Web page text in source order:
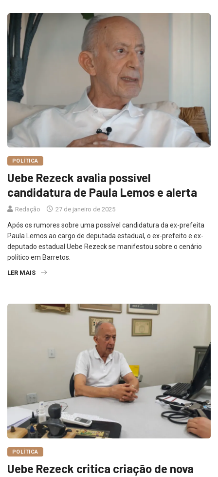
POLÍTICA
Uebe Rezeck avalia possível
candidatura de Paula Lemos e alerta
Redação 27 de janeiro de 2025
Após os rumores sobre uma possível candidatura da ex-prefeita
Paula Lemos ao cargo de deputada estadual, o ex-prefeito e ex-
deputado estadual Uebe Rezeck se manifestou sobre o cenário
político em Barretos.
LER MAIS
POLÍTICA
Uebe Rezeck critica criação de nova